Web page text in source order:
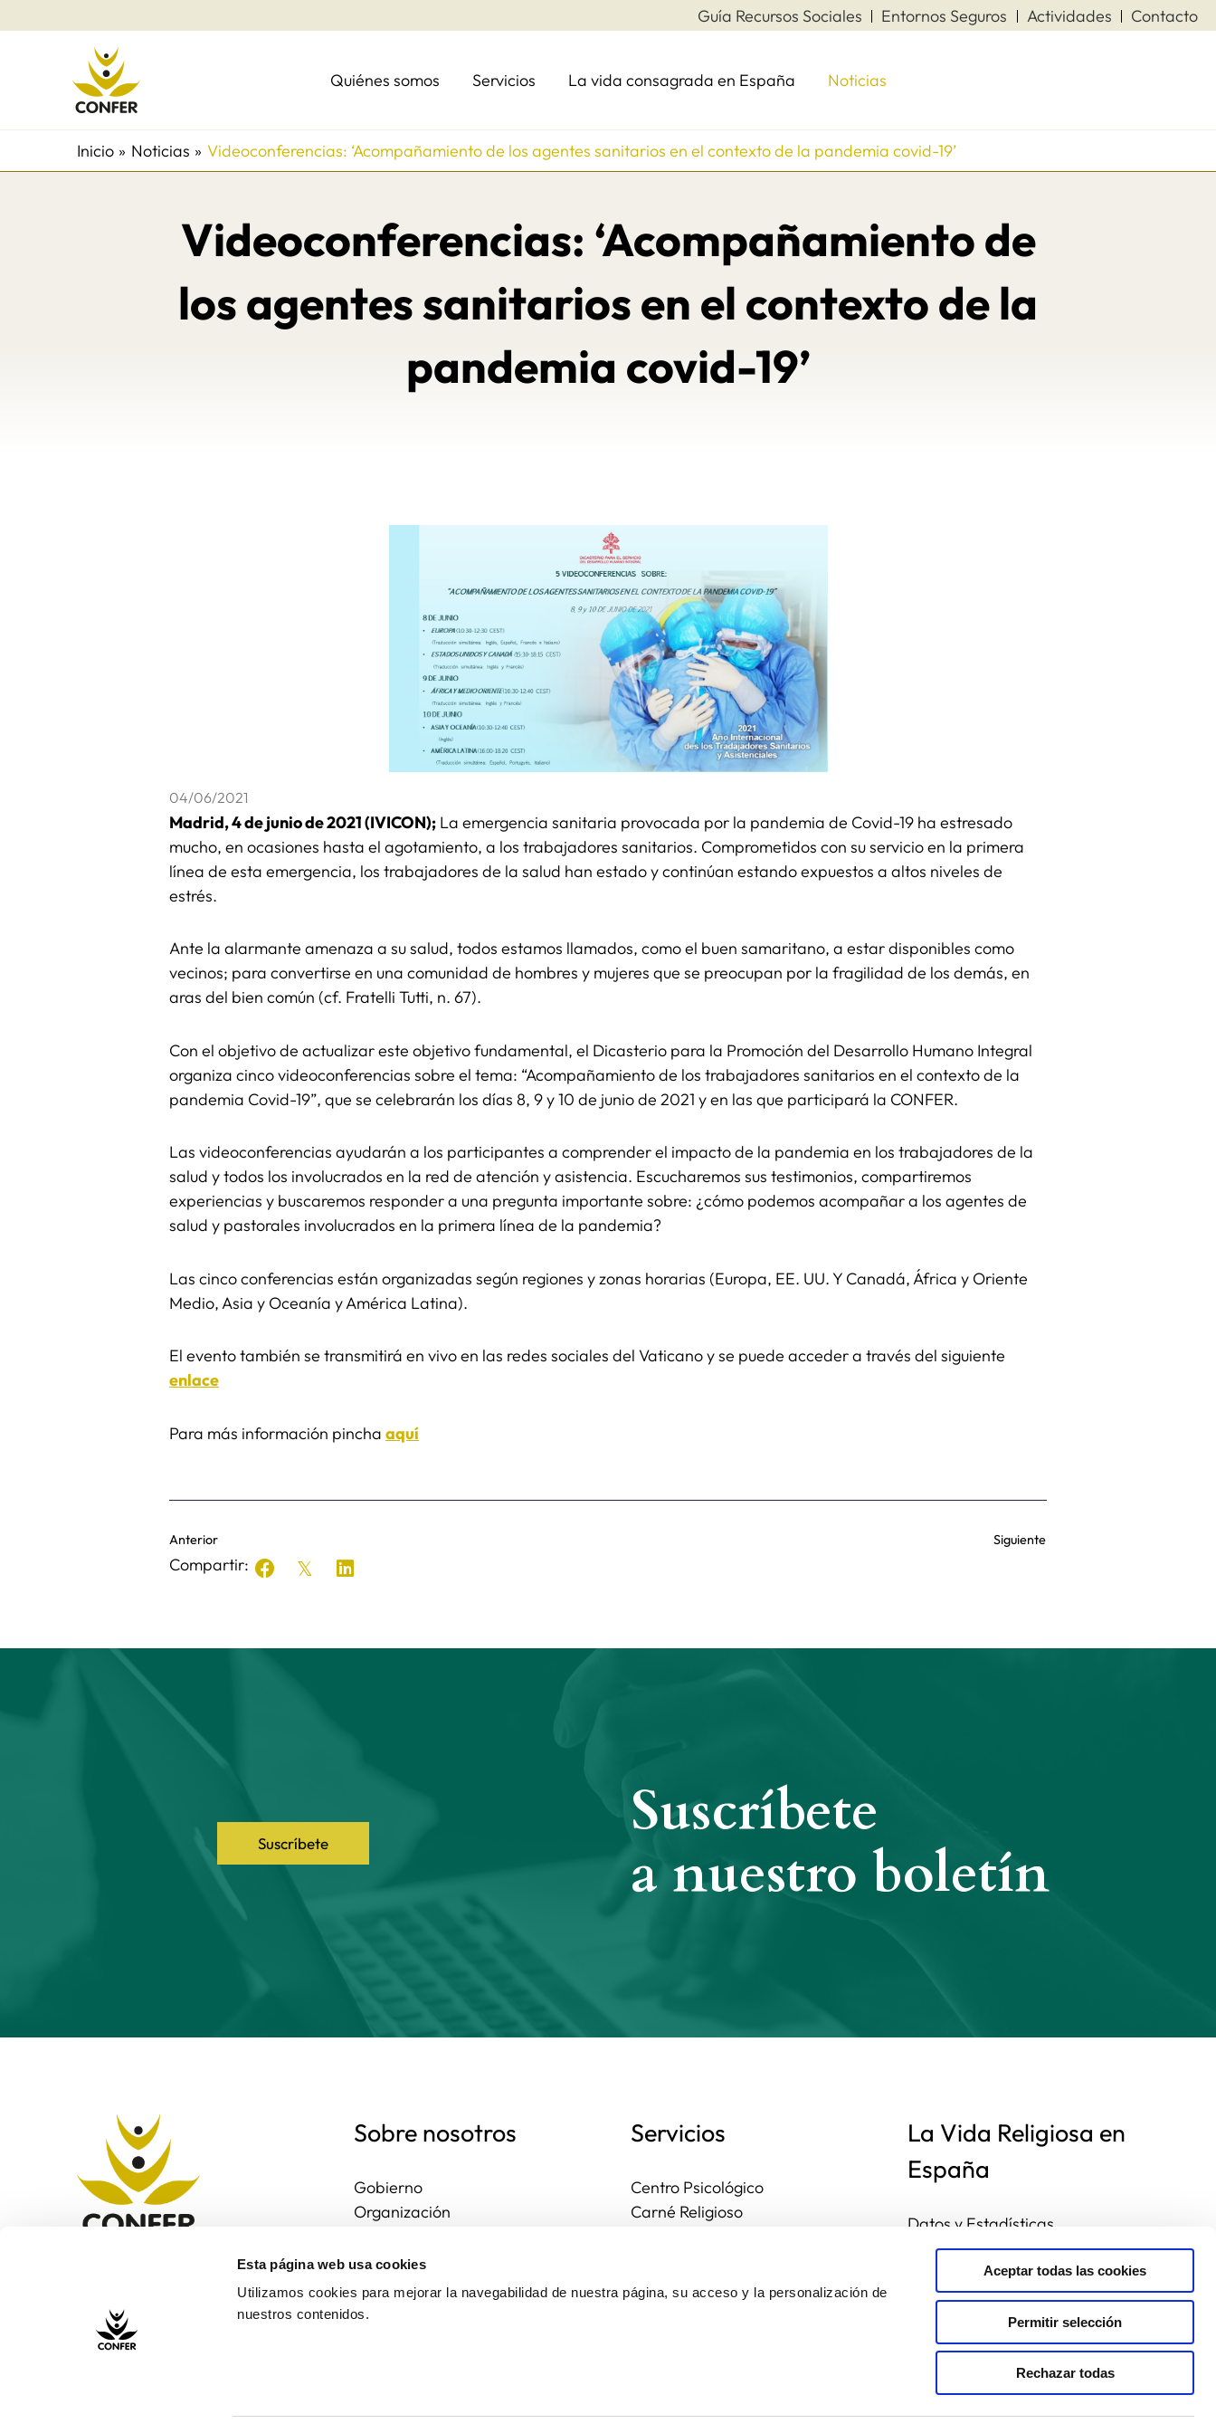
Esta página web usa cookies
Utilizamos cookies para mejorar la navegabilidad de nuestra página, su acceso y la personalización de
nuestros contenidos.
Aceptar todas las cookies
Permitir selección
Rechazar todas
al
Guía Recursos Sociales Entornos Seguros Actividades Contacto
Quiénes somos Servicios La vida consagrada en España Noticias
Inicio Noticias Videoconferencias: ‘Acompañamiento de los agentes sanitarios en el contexto de la pandemia covid-19’
Videoconferencias: ‘Acompañamiento de
los agentes sanitarios en el contexto de la
pandemia covid-19’
04/06/2021
Madrid, 4 de junio de 2021 (IVICON); La emergencia sanitaria provocada por la pandemia de Covid-19 ha estresado
mucho, en ocasiones hasta el agotamiento, a los trabajadores sanitarios. Comprometidos con su servicio en la primera
línea de esta emergencia, los trabajadores de la salud han estado y continúan estando expuestos a altos niveles de
estrés.
Ante la alarmante amenaza a su salud, todos estamos llamados, como el buen samaritano, a estar disponibles como
vecinos; para convertirse en una comunidad de hombres y mujeres que se preocupan por la fragilidad de los demás, en
aras del bien común (cf. Fratelli Tutti, n. 67).
Con el objetivo de actualizar este objetivo fundamental, el Dicasterio para la Promoción del Desarrollo Humano Integral
organiza cinco videoconferencias sobre el tema: “Acompañamiento de los trabajadores sanitarios en el contexto de la
pandemia Covid-19”, que se celebrarán los días 8, 9 y 10 de junio de 2021 y en las que participará la CONFER.
Las videoconferencias ayudarán a los participantes a comprender el impacto de la pandemia en los trabajadores de la
salud y todos los involucrados en la red de atención y asistencia. Escucharemos sus testimonios, compartiremos
experiencias y buscaremos responder a una pregunta importante sobre: ¿cómo podemos acompañar a los agentes de
salud y pastorales involucrados en la primera línea de la pandemia?
Las cinco conferencias están organizadas según regiones y zonas horarias (Europa, EE. UU. Y Canadá, África y Oriente
Medio, Asia y Oceanía y América Latina).
El evento también se transmitirá en vivo en las redes sociales del Vaticano y se puede acceder a través del siguiente
enlace
Para más información pincha aquí
Anterior Siguiente
Compartir:
Suscríbete
Suscríbete
a nuestro boletín
Sobre nosotros
Gobierno
Organización
Entornos seguros
Contacto
Servicios
Centro Psicológico
Carné Religioso
Actividades
La Vida Religiosa en
España
Datos y Estadísticas
Preguntas frecuentes
Mapa de congregaciones